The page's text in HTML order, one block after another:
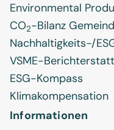
Environmental
CO2-Bilanz
Nachhaltigkeits-/
VSME-
ESG-Kompass
Klimakompensation
Informationen